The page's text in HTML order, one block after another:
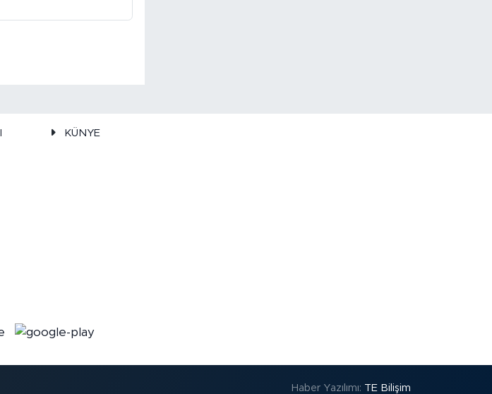
KÜNYE
Haber Yazılımı: TE Bilişim